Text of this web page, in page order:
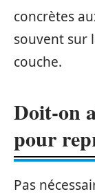
concrètes
souvent sur
couche.
Doit-on
pour
Pas